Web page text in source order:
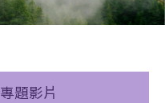
專題影片